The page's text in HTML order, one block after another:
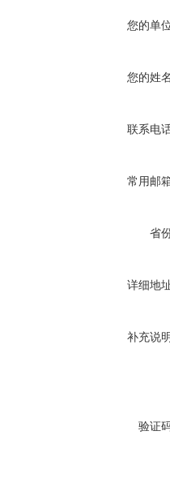
您的单
您的姓
联系电
常用邮
省
详细地
补充说
验证